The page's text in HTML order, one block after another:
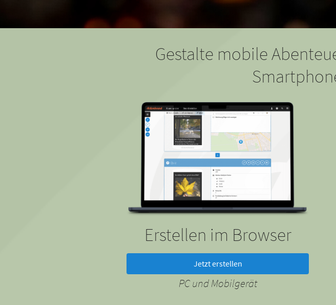
Gestalte mobile
Erstellen im Browser
Jetzt erstellen
PC und Mobilgerät